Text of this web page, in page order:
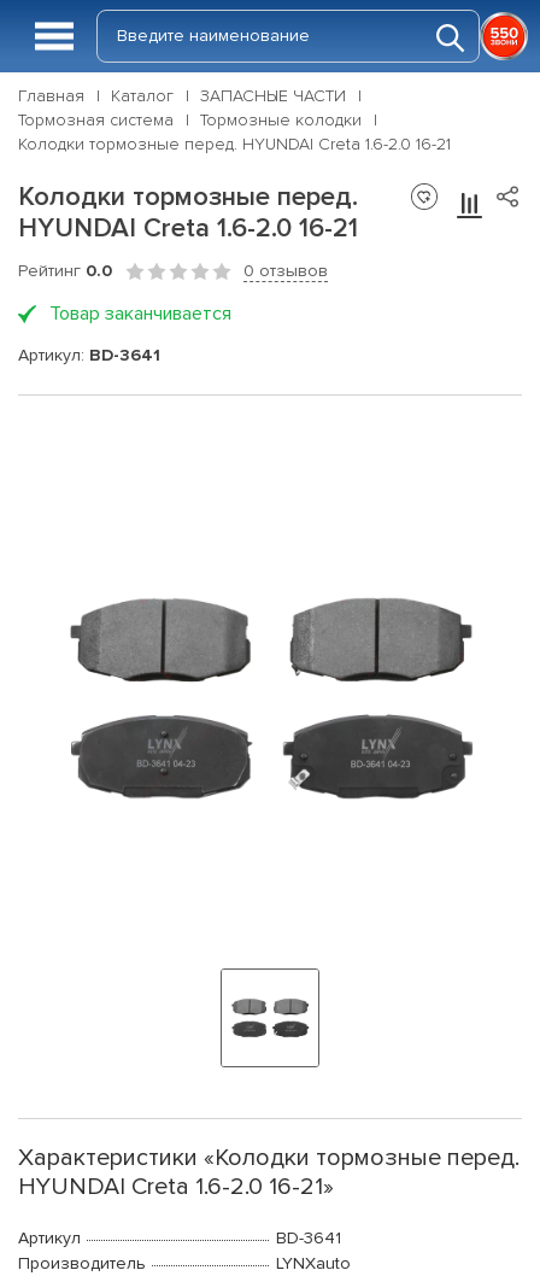
Главная Каталог
ЗАПАСНЫЕ ЧАСТИ
Тормозная система
Тормозные колодки
Колодки тормозные перед. HYUNDAI Creta 1.6-2.0 16-21
Колодки тормозные перед.
HYUNDAI Creta 1.6-2.0 16-21
Рейтинг 0.0 0 отзывов
Товар заканчивается
Артикул: BD-3641
Характеристики «Колодки тормозные перед.
HYUNDAI Creta 1.6-2.0 16-21»
Артикул
BD-3641
Производитель
LYNXauto